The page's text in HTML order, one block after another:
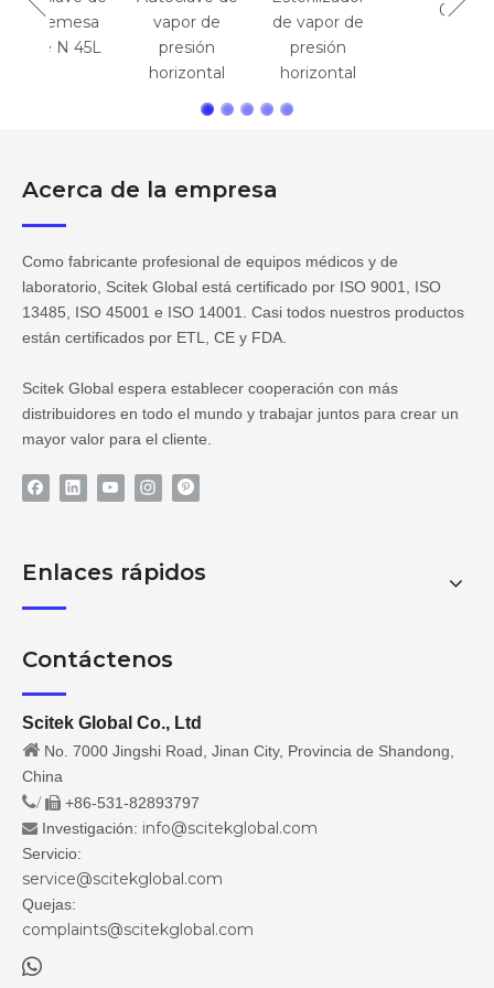
ISO9001-UKAS
vapor de
presión
horizontal
de vapor de
horizontal
de vapor a
horizontal,
Como fabricante profesional de equipos médicos y de
laboratorio, Scitek Global está certificado por ISO 9001, ISO
están certificados por ETL, CE y FDA.
Scitek Global espera establecer cooperación con más
mayor valor para el cliente.
Contáctenos
Scitek Global Co., Ltd
No. 7000 Jingshi Road, Jinan City, Provincia de Shandong,
China
/+86-531-82893797
Investigación:info@scitekglobal.com
Servicio:
service@scitekglobal.com
Quejas:
complaints@scitekglobal.com